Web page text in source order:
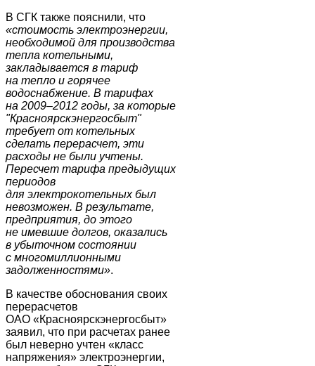
В СГК также пояснили, что
«стоимость электроэнергии,
необходимой для производства
тепла котельными,
закладывается в тариф
на тепло и горячее
водоснабжение. В тарифах
на 2009–2012 годы, за которые
"Красноярскэнергосбыт"
требует от котельных
сделать перерасчет, эти
расходы не были учтены.
Пересчет тарифа предыдущих
периодов
для электрокотельных был
невозможен. В результате,
предприятия, до этого
не имевшие долгов, оказались
в убыточном состоянии
с многомиллионными
задолженностями».
В качестве обоснования своих
перерасчетов
ОАО «Красноярскэнергосбыт»
заявил, что при расчетах ранее
был неверно учтен «класс
напряжения» электроэнергии,